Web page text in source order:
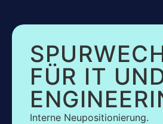
FÜR IT
Interne Neupositionierung.